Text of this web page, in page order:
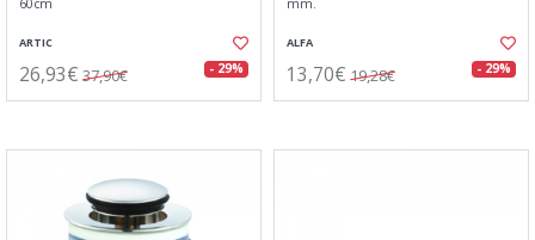
60cm
ARTIC
26,93€ 37,90€ - 29%
mm.
ALFA
13,70€ 19,28€ - 29%